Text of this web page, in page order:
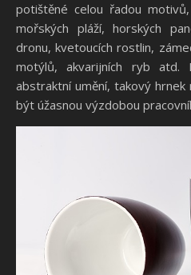
potištěné celou řadou
mořských pláží, horských
dronu, kvetoucích rostlin,
motýlů, akvarijních ryb atd.
abstraktní umění, takový
být úžasnou výzdobou